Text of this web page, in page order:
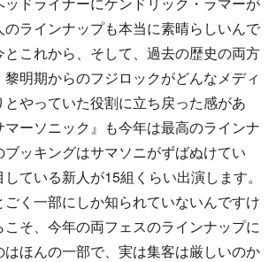
ラインナップも本当に素晴らしいんで
これから、そして、過去の歴史の両方
明期からのフジロックがどんなメディ
やっていた役割に立ち戻った感があ
マーソニック』も今年は最高のラインナ
ブッキングはサマソニがずばぬけてい
ている新人が15組くらい出演します。
ごく一部にしか知られていないんですけ
こそ、今年の両フェスのラインナップに
ほんの一部で、実は集客は厳しいのか